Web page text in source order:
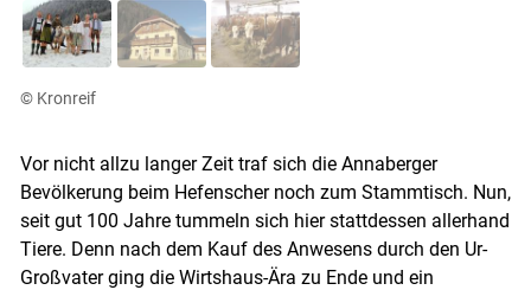
© Kronreif
Vor nicht allzu langer Zeit traf sich die Annaberger
Bevölkerung beim Hefenscher noch zum Stammtisch. Nun,
seit gut 100 Jahre tummeln sich hier stattdessen allerhand
Tiere. Denn nach dem Kauf des Anwesens durch den Ur-
Großvater ging die Wirtshaus-Ära zu Ende und ein